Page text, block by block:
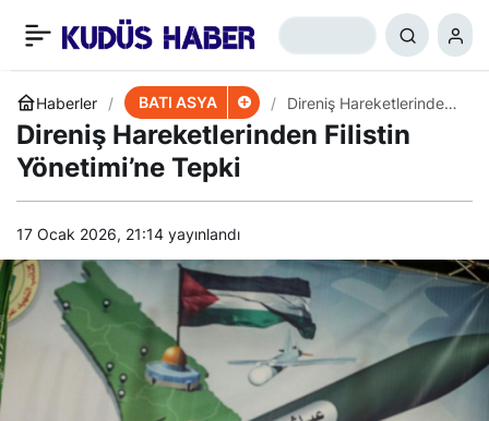
Haberler BATI ASYA
Direniş Hareketlerinden
Filistin Yönetimi’ne Tepki
Direniş Hareketlerinden Filistin
Yönetimi’ne Tepki
17 Ocak 2026, 21:14 yayınlandı
İranlı Bakan:
Müslümanların Arasında
Nifak Tohumu Ekmek
+ 0 Paylaş